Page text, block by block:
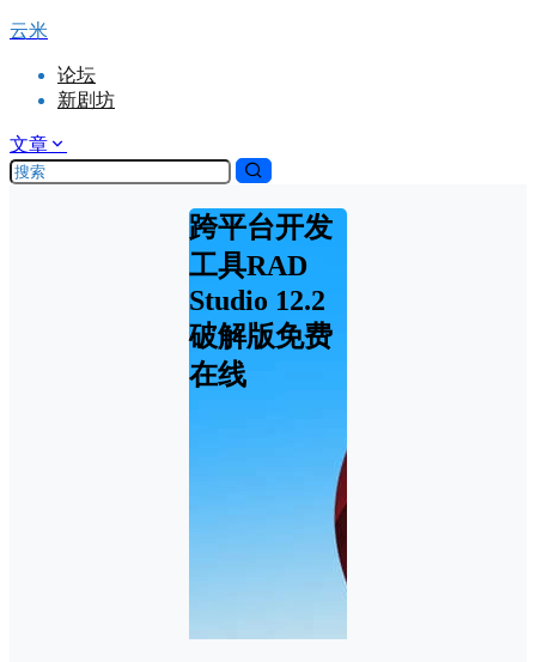
云米
论坛
新剧坊
文章
跨平台开发
工具RAD
Studio 12.2
破解版免费
在线